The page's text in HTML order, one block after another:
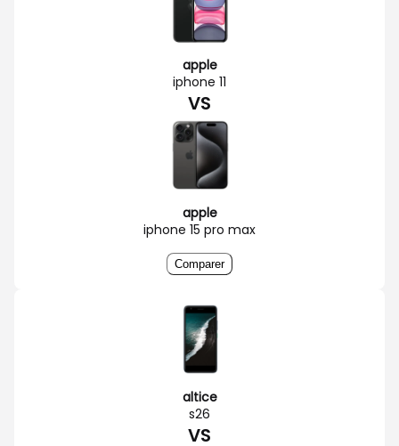
apple
iphone 11
VS
apple
iphone 15 pro max
Comparer
altice
s26
VS